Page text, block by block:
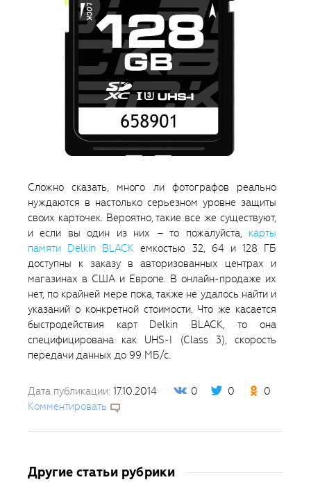
Сложно сказать, много ли фотографов реально
нуждаются в настолько серьезном уровне защиты
своих карточек. Вероятно, такие все же существуют,
и если вы один из них – то пожалуйста, карты
памяти Delkin BLACK емкостью 32, 64 и 128 ГБ
доступны к заказу в авторизованных центрах и
магазинах в США и Европе. В онлайн-продаже их
нет, по крайней мере пока, также не удалось найти и
указаний о конкретной стоимости. Что же касается
быстродействия карт Delkin BLACK, то она
специфицирована как UHS-I (Class 3), скорость
передачи данных до 99 МБ/с.
Дата публикации: 17.10.2014 0 0
0
Комментировать
Другие статьи рубрики